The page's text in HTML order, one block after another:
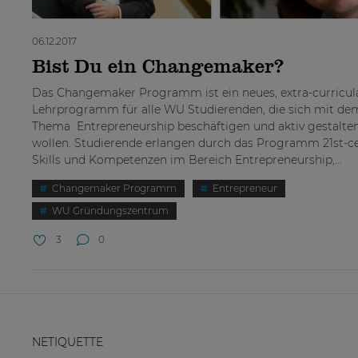
06.12.2017
Bist Du ein Changemaker?
Das Changemaker Programm ist ein neues, extra-
Lehrprogramm für alle WU Studierenden, die sich mit
Thema Entrepreneurship beschäftigen und aktiv
wollen. Studierende erlangen durch das Programm 21st-
Skills und Kompetenzen im Bereich Entrepreneurship,...
Changemaker Programm
Entrepreneur
WU Gründungszentrum
3 0
NETIQUETTE